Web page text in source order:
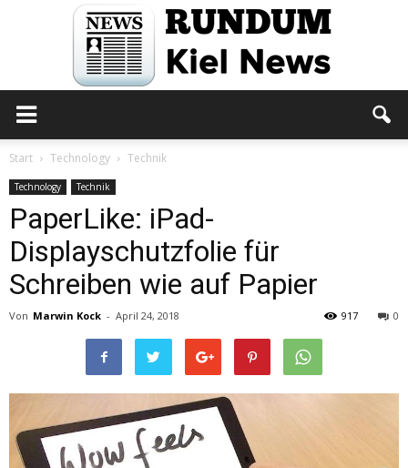
News
Start Technology Technik
Technology Technik
PaperLike: iPad-
Displayschutzfolie für
Schreiben wie auf Papier
Von Marwin Kock - April 24, 2018 0
917